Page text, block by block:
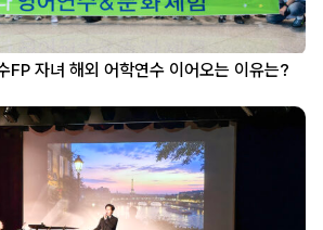
FP 자녀 해외 어학연수 이어오는 이유는?